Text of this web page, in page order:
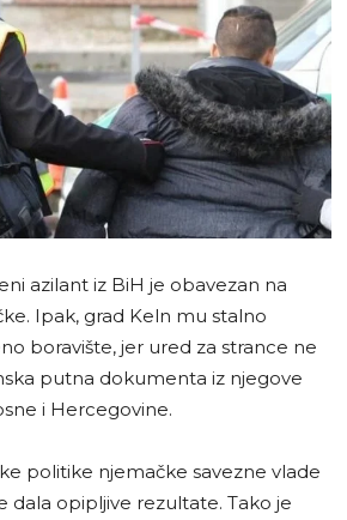
azilant iz BiH je obavezan na
Ipak, grad Keln mu stalno
boravište, jer ured za strance ne
putna dokumenta iz njegove
i Hercegovine.
politike njemačke savezne vlade
dala opipljive rezultate. Tako je